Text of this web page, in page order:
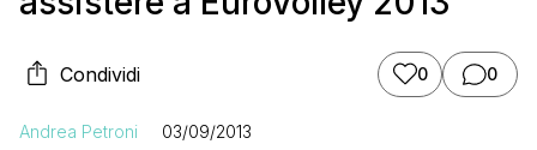
Condividi 0 0
Andrea Petroni 03/09/2013